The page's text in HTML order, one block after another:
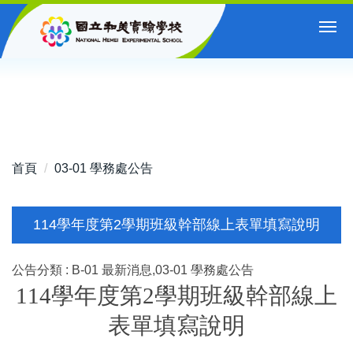
跳
到
首頁 03-01 學務處公告
114學年度第2學期班級幹部線上表單填寫說明
公告分類 : B-01 最新消息,03-01 學務處公告
114學年度第2學期班級幹部線上
表單填寫說明